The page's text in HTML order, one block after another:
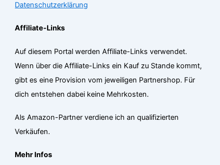
Datenschutzerklärung
Affiliate-Links
Auf diesem Portal werden Affiliate-Links verwendet.
Wenn über die Affiliate-Links ein Kauf zu Stande kommt,
gibt es eine Provision vom jeweiligen Partnershop. Für
dich entstehen dabei keine Mehrkosten.
Als Amazon-Partner verdiene ich an qualifizierten
Verkäufen.
Mehr Infos